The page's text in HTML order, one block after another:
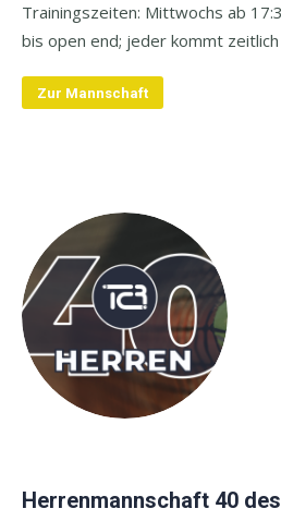
Trainingszeiten: Mittwochs ab
bis open end; jeder kommt zeitlich
Zur Mannschaft
Herrenmannschaft 40